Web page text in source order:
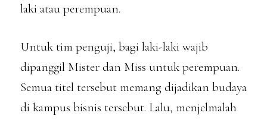
laki atau perempuan.
Untuk tim penguji, bagi laki-laki wajib
dipanggil Mister dan Miss untuk perempuan.
Semua titel tersebut memang dijadikan budaya
di kampus bisnis tersebut. Lalu, menjelmalah